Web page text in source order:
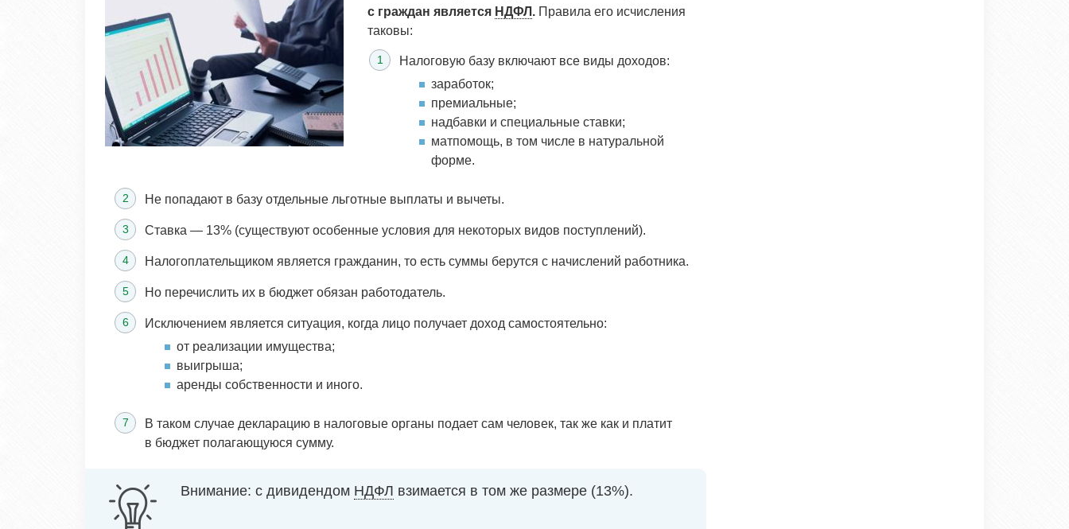
с граждан является НДФЛ . Правила его исчисления
таковы:
Налоговую базу включают все виды доходов:
заработок;
премиальные;
надбавки и специальные ставки;
матпомощь, в том числе в натуральной
форме.
Не попадают в базу отдельные льготные выплаты и вычеты.
Ставка — 13% (существуют особенные условия для некоторых видов поступлений).
Налогоплательщиком является гражданин, то есть суммы берутся с начислений работника.
Но перечислить их в бюджет обязан работодатель.
Исключением является ситуация, когда лицо получает доход самостоятельно:
от реализации имущества;
выигрыша;
аренды собственности и иного.
В таком случае декларацию в налоговые органы подает сам человек, так же как и платит
в бюджет полагающуюся сумму.
Внимание: с дивидендом НДФЛ взимается в том же размере (13%).